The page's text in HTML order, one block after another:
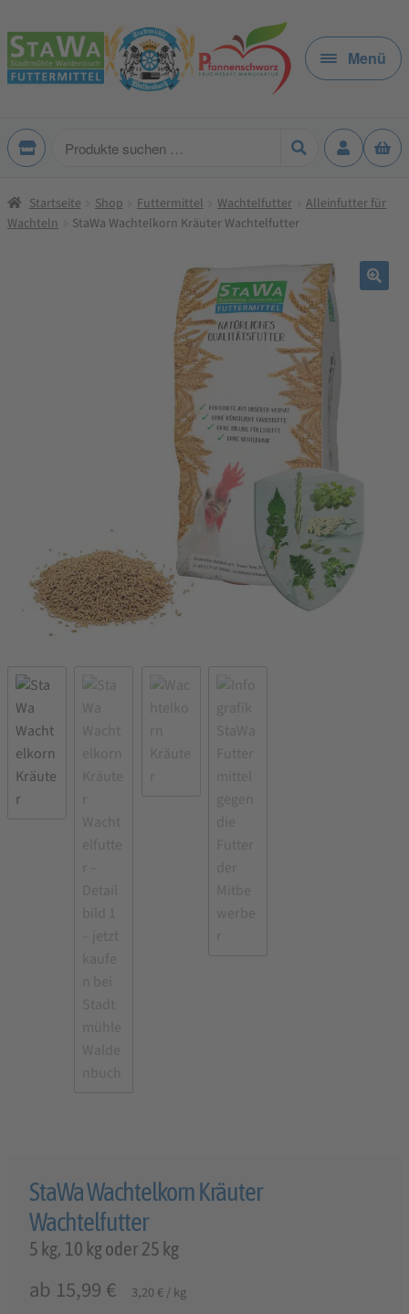
Zur
Navigation
springen
Zum
Inhalt
springen
Menü
Produkte
Startseite Shop Futtermittel Wachtelfutter
Alleinfutter für
Wachteln
StaWa Wachtelkorn Kräuter Wachtelfutter
StaWa Wachtelkorn Kräuter
Wachtelfutter
5 kg, 10 kg oder 25 kg
ab 15,99 € 3,20 €/kg